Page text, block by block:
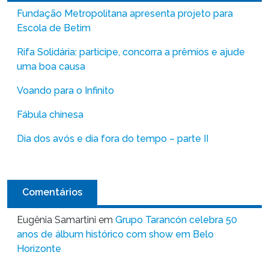
Fundação Metropolitana apresenta projeto para
Escola de Betim
Rifa Solidária: participe, concorra a prêmios e ajude
uma boa causa
Voando para o Infinito
Fábula chinesa
Dia dos avós e dia fora do tempo – parte II
Comentários
Eugênia Samartini em Grupo Tarancón celebra 50
anos de álbum histórico com show em Belo
Horizonte